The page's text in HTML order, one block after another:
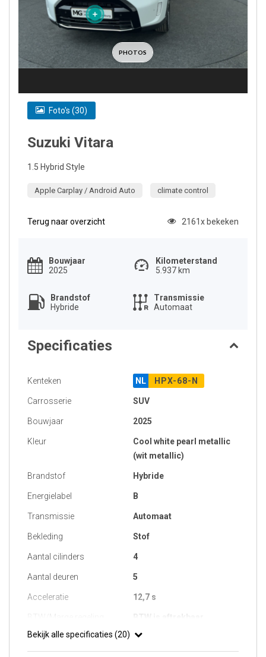
Suzuki Vitara
1.5 Hybrid Style
Apple Carplay / Android Auto climate control
Foto's (30)
Terug naar overzicht 2161x bekeken
Bouwjaar
2025
Kilometerstand
5.937 km
Brandstof
Hybride
Transmissie
Automaat
Specificaties
Kenteken NL HPX-68-N
Carrosserie SUV
Bouwjaar 2025
Kleur
Cool white pearl metallic
(wit metallic)
Brandstof Hybride
Energielabel B
Transmissie Automaat
Bekleding Stof
Aantal cilinders 4
Aantal deuren 5
Acceleratie 12,7 s
Bekijk alle specificaties (20)